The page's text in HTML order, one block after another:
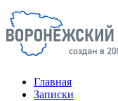
Главная
Записки